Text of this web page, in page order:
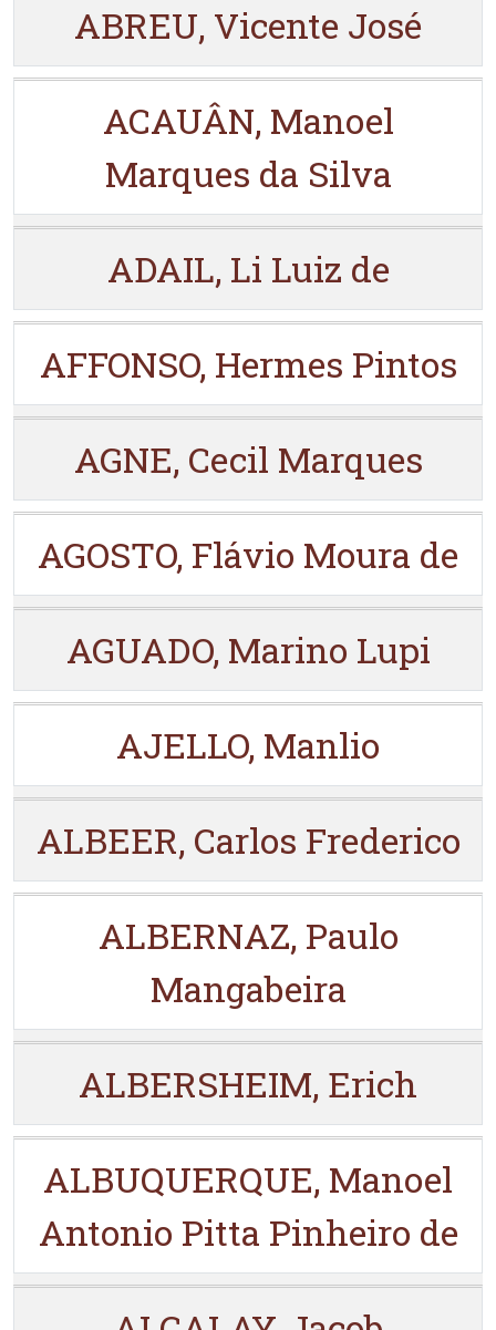
ABREU, Vicente José
ACAUÂN, Manoel
Marques da Silva
ADAIL, Li Luiz de
AFFONSO, Hermes Pintos
AGNE, Cecil Marques
AGOSTO, Flávio Moura de
AGUADO, Marino Lupi
AJELLO, Manlio
ALBEER, Carlos Frederico
ALBERNAZ, Paulo
Mangabeira
ALBERSHEIM, Erich
ALBUQUERQUE, Manoel
Antonio Pitta Pinheiro de